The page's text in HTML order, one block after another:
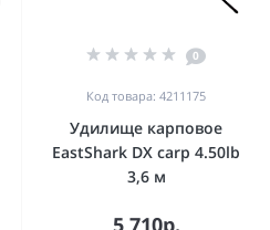
0
Код товара: 4211175
Удилище карповое
EastShark DX carp 4.50lb
3,6 м
5 710р.